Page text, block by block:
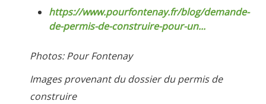
https://www.pourfontenay.fr/blog/demande-
de-permis-de-construire-pour-un...
Photos: Pour Fontenay
Images provenant du dossier du permis de
construire